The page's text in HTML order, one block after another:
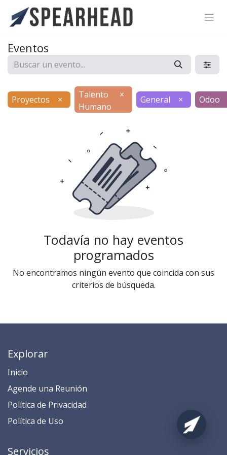
Eventos
Proyectos ×
Talento
Humano
× General × Odoo
Todavía no hay eventos
programados
No encontramos ningún evento que coincida con sus
criterios de búsqueda.
Explorar
Inicio
​​​​​​​​​​​​​​​​​​​​​​​​​​​​A​gend​e ​u​na​ Reunión​
​​​​​​P​o​l​ítica de Privacidad
​​​​​​​​​​​P​o​l​í​t​ic​a​ d​e ​U​so​
Servicios